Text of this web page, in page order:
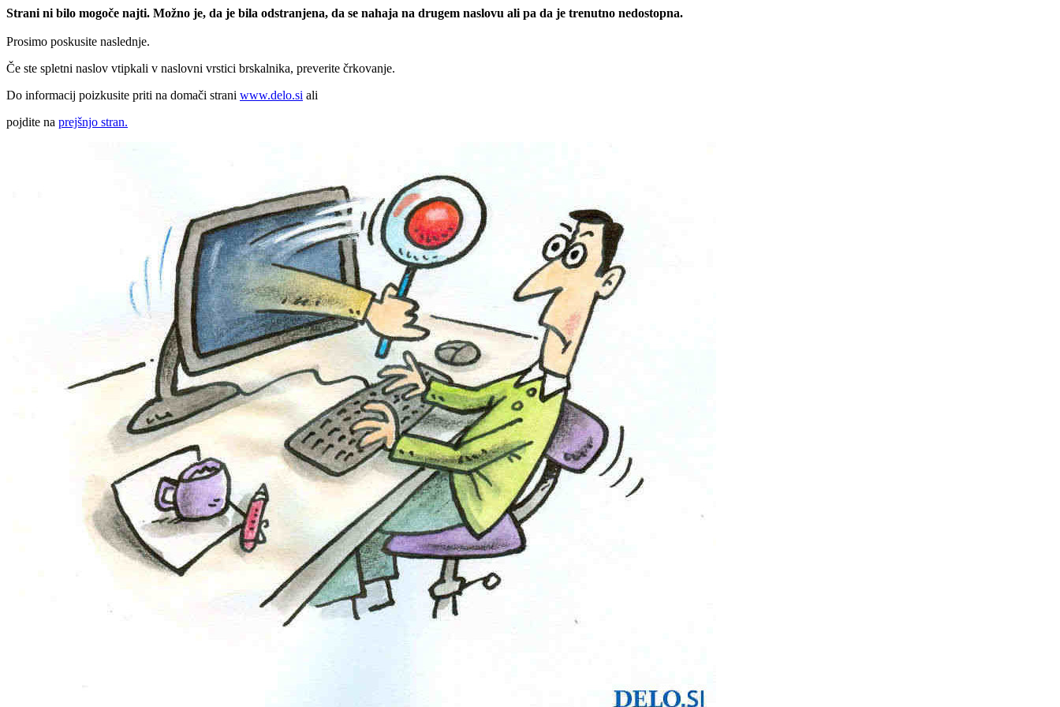
Strani ni bilo mogoče najti. Možno je, da je bila odstranjena, da se nahaja na drugem naslovu ali pa da je trenutno nedostopna.
Prosimo poskusite naslednje.
Če ste spletni naslov vtipkali v naslovni vrstici brskalnika, preverite črkovanje.
Do informacij poizkusite priti na domači strani www.delo.si ali
pojdite na prejšnjo stran.